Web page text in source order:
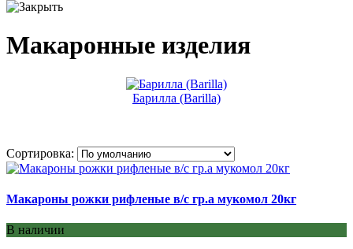
Макаронные изделия
Барилла (Barilla)
Сортировка:
Макароны рожки рифленые в/с гр.а мукомол 20кг
В наличии